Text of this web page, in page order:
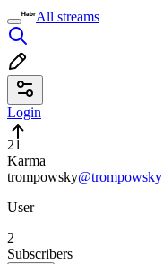
All streams
Login
21
Karma
trompowsky@trompowsky
User
2
Subscribers